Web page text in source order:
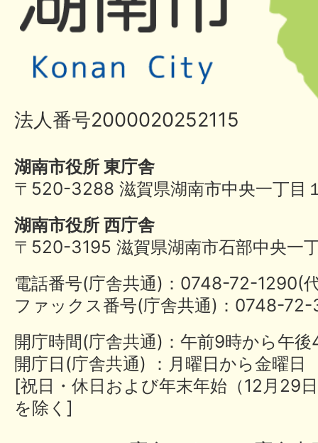
法人番号2000020252115
湖南市役所 東庁舎
〒520-3288 滋賀県湖南市中央一丁目
湖南市役所 西庁舎
〒520-3195 滋賀県湖南市石部中央一
電話番号(庁舎共通)：0748-72-
ファックス番号(庁舎共通)：0748-
開庁時間(庁舎共通)：午前9時から午
開庁日(庁舎共通) ：月曜日から金曜日
[祝日・休日および年末年始（12月29
を除く]